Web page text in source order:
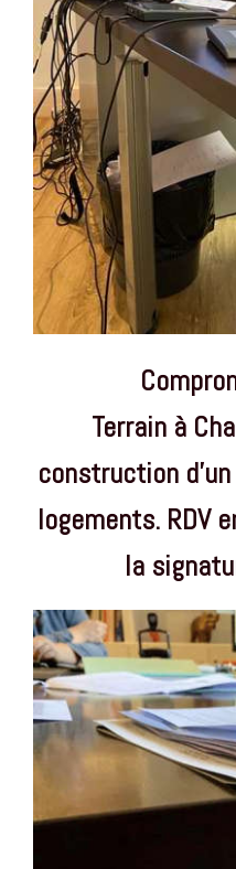
Terrain à
construction
logements. RDV
la